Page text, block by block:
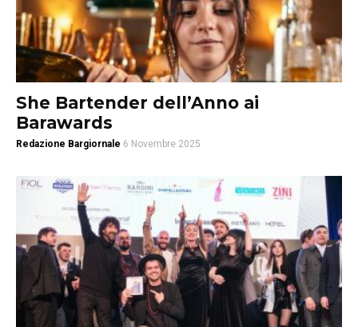
She Bartender dell’Anno ai
Barawards
Redazione Bargiornale 6 Novembre 2025